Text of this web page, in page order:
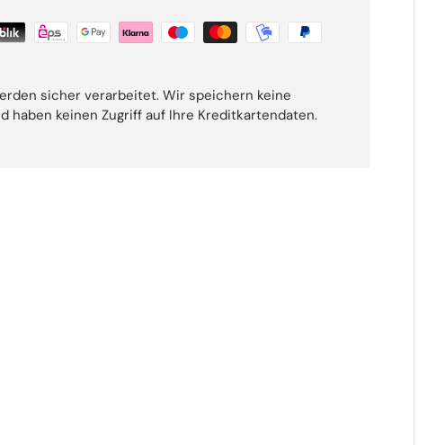
sicher verarbeitet. Wir speichern keine
haben keinen Zugriff auf Ihre Kreditkartendaten.